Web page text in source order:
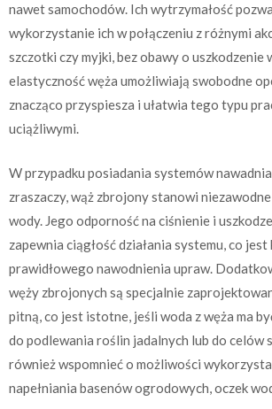
nawet samochodów. Ich wytrzymałość
wykorzystanie ich w połączeniu z różnymi
szczotki czy myjki, bez obawy o uszkodzenie
elastyczność węża umożliwiają swobodne
znacząco przyspiesza i ułatwia tego typu
uciążliwymi.
W przypadku posiadania systemów
zraszaczy, wąż zbrojony stanowi
wody. Jego odporność na ciśnienie i
zapewnia ciągłość działania systemu, co
prawidłowego nawodnienia upraw.
węży zbrojonych są specjalnie
pitną, co jest istotne, jeśli woda z węża ma
do podlewania roślin jadalnych lub do celów
również wspomnieć o możliwości
napełniania basenów ogrodowych, oczek